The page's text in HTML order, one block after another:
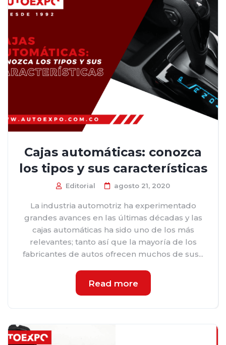
Cajas automáticas: conozca
los tipos y sus características
Editorial agosto 21, 2020
La industria automotriz ha experimentado
grandes avances en las últimas décadas y las
cajas automáticas ha sido uno de los más
relevantes; tanto así que la mayoría de los
fabricantes de autos ofrecen muchos de sus...
Read more